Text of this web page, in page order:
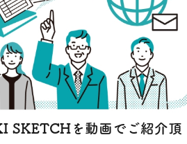
SKETCHを動画でご紹介頂